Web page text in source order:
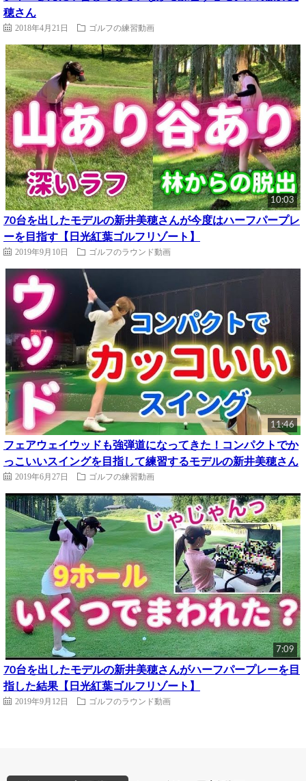
穂さん
2018年4月21日 ゴルフの練習動画
10:03
70台を出したモデルの新井美穂さんが今度はハーフパープレ
ーを目指す【日光紅葉ゴルフリゾート】
2019年9月10日 ゴルフのラウンド動画
11:46
フェアウェイウッドも強弾道になってきた！コンパクトでか
っこいいスイングを目指して練習するモデルの新井美穂さん
2019年6月27日 ゴルフの練習動画
7:09
70台を出したモデルの新井美穂さんがハーフパープレーを目
指した結果【日光紅葉ゴルフリゾート】
2019年9月12日 ゴルフのラウンド動画